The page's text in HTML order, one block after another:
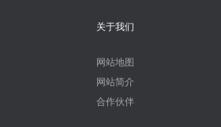
关于我们
网站地图
网站简介
合作伙伴